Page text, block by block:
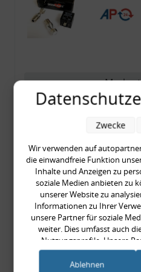
CF 14
Zum
Audi 80
OE-Nr.:
Wir verwenden auf
die einwandfreie Funktion
Inhalte und Anzeigen zu
soziale Medien anbieten zu
unserer Website zu
Informationen zu Ihrer
unsere Partner für soziale
weiter. Dies umfasst auch
Nutzungsprofile. Unsere
Products) führen diese
weiteren Daten zusammen, die
Zwecke
Ablehnen